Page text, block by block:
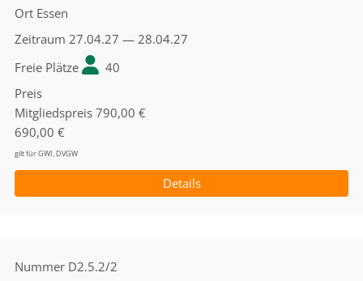
Ort Essen
Zeitraum 27.04.27 — 28.04.27
Freie Plätze
40
Preis
Mitgliedspreis 790,00 €
690,00 €
gilt für GWI, DVGW
Details
Nummer D2.5.2/2